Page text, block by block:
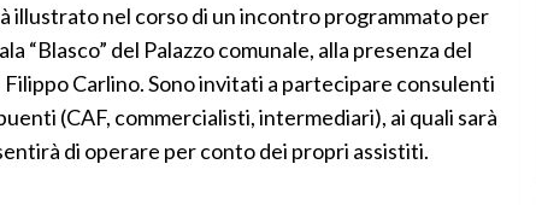
illustrato nel corso di un incontro programmato per
“Blasco” del Palazzo comunale, alla presenza del
Carlino. Sono invitati a partecipare consulenti
(CAF, commercialisti, intermediari), ai quali sarà
di operare per conto dei propri assistiti.